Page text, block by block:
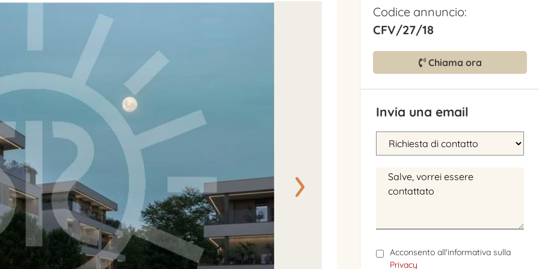
›
Codice annuncio:
CFV/27/18
Chiama ora
Invia una email
Acconsento all'informativa sulla
Privacy